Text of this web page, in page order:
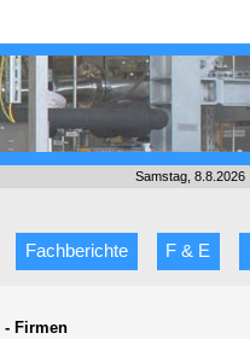
Samstag, 8.8.2026
Fachberichte F & E
- Firmen